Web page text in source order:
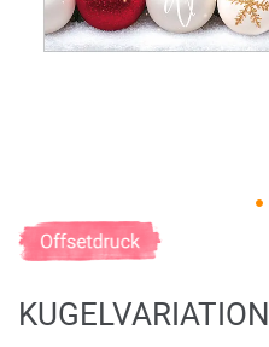
Zum
Anfang
Bildergalerie
KUGELVARIATION